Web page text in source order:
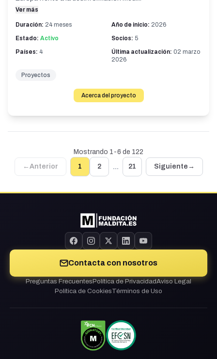
Ver más
Duración: 24 meses Año de inicio: 2026
Estado: Activo Socios: 5
Países: 4 Última actualización: 02 marzo
2026
Proyectos
Acerca del proyecto
Mostrando 1-6 de 122
← Anterior 1 2 ... 21 Siguiente →
Contacta con nosotros
Preguntas FrecuentesPolítica de PrivacidadAviso Legal
Política de CookiesTérminos de Uso